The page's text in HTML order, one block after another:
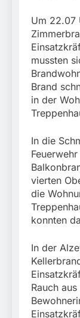
Um 22.07
mussten
Brand
in der
In die
vierten
die
konnten
In der
Rauch